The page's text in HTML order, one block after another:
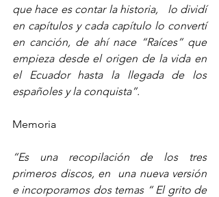
que hace es contar la historia,   lo dividí
en capítulos y cada capítulo lo convertí
en canción, de ahí nace “Raíces” que
empieza desde el origen de la vida en
el Ecuador hasta la llegada de los
españoles y la conquista”.
Memoria
“Es una recopilación de los tres
primeros discos, en  una nueva versión
e incorporamos dos temas “ El grito de